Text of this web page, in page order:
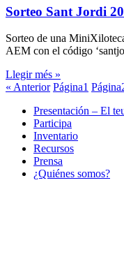
Sorteo Sant Jordi
Sorteo de una
AEM con el código
Llegir més »
« Anterior Página1 Página
Presentación – El
Participa
Inventario
Recursos
Prensa
¿Quiénes somos?